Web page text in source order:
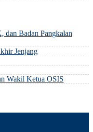
dan Badan Pangkalan
Jenjang
Wakil Ketua OSIS